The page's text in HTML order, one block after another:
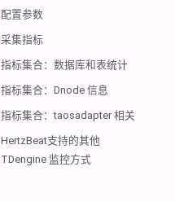
配置参数
采集指标
指标集合：数据库和表统计
指标集合：Dnode 信息
指标集合：taosadapter 相关
HertzBeat支持的其他
TDengine 监控方式